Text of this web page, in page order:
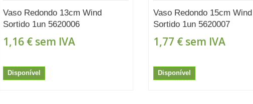
Vaso Redondo 13cm Wind
Sortido 1un 5620006
1,16 € sem IVA
Disponível
Vaso Redondo 15cm Wind
Sortido 1un 5620007
1,77 €sem IVA
Disponível